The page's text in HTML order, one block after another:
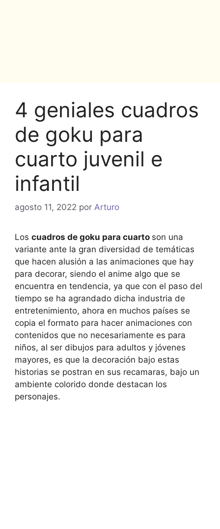
4 geniales cuadros
de goku para
cuarto juvenil e
infantil
agosto 11, 2022 por Arturo
Los cuadros de goku para cuarto son una
variante ante la gran diversidad de temáticas
que hacen alusión a las animaciones que hay
para decorar, siendo el anime algo que se
encuentra en tendencia, ya que con el paso del
tiempo se ha agrandado dicha industria de
entretenimiento, ahora en muchos países se
copia el formato para hacer animaciones con
contenidos que no necesariamente es para
niños, al ser dibujos para adultos y jóvenes
mayores, es que la decoración bajo estas
historias se postran en sus recamaras, bajo un
ambiente colorido donde destacan los
personajes.